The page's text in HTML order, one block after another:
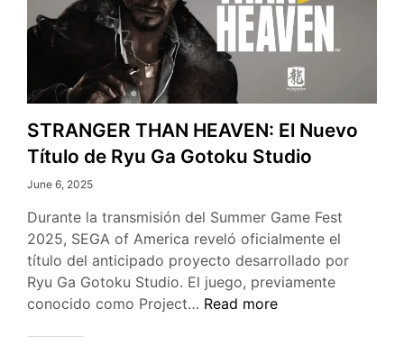
STRANGER THAN HEAVEN: El Nuevo
Título de Ryu Ga Gotoku Studio
June 6, 2025
Durante la transmisión del Summer Game Fest
2025, SEGA of America reveló oficialmente el
título del anticipado proyecto desarrollado por
Ryu Ga Gotoku Studio. El juego, previamente
conocido como Project… STRANGER
Read more